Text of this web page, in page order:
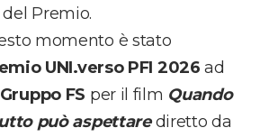
Premio.
momento è stato
UNI.verso PFI 2026 ad
FS per il film Quando
può aspettarediretto da